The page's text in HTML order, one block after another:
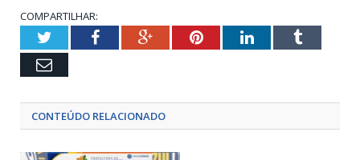
COMPARTILHAR:
TwitterFacebookGoogle+PinterestLinkedInTumblr
Email
CONTEÚDO RELACIONADO